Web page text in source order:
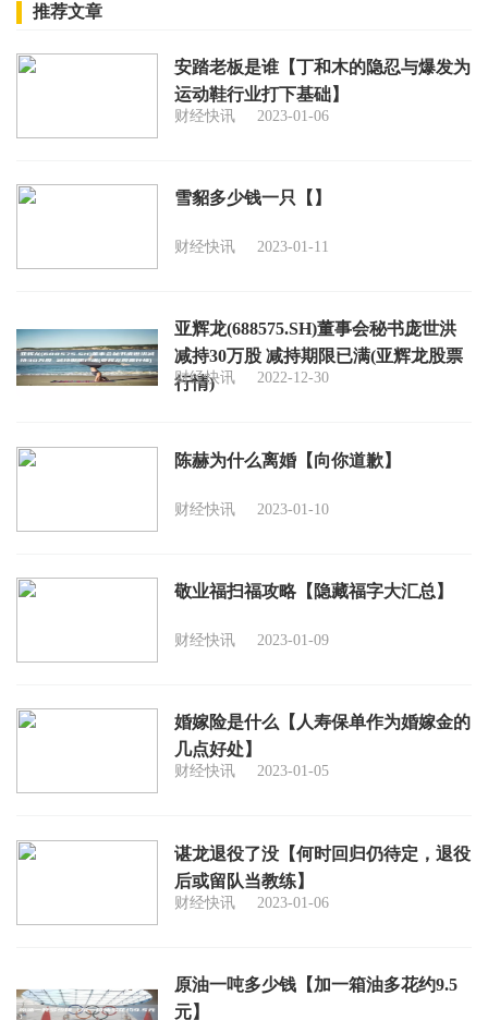
推荐文章
安踏老板是谁【丁和木的隐忍与爆发为
运动鞋行业打下基础】
财经快讯 2023-01-06
雪貂多少钱一只【】
财经快讯 2023-01-11
亚辉龙(688575.SH)董事会秘书庞世洪
减持30万股 减持期限已满(亚辉龙股票
行情)
财经快讯 2022-12-30
陈赫为什么离婚【向你道歉】
财经快讯 2023-01-10
敬业福扫福攻略【隐藏福字大汇总】
财经快讯 2023-01-09
婚嫁险是什么【人寿保单作为婚嫁金的
几点好处】
财经快讯 2023-01-05
谌龙退役了没【何时回归仍待定，退役
后或留队当教练】
财经快讯 2023-01-06
原油一吨多少钱【加一箱油多花约9.5
元】